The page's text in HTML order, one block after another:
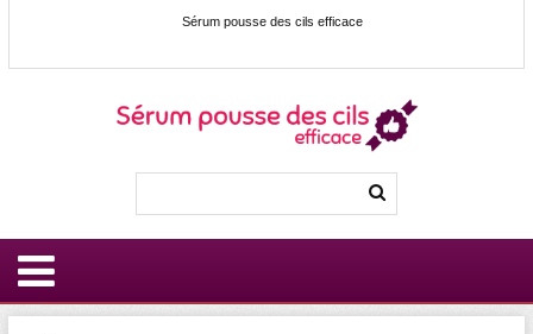
Sérum pousse des cils efficace